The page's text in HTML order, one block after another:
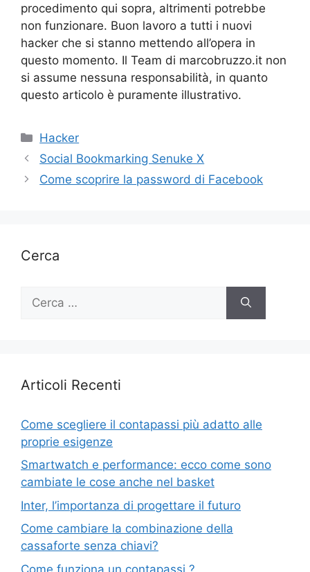
procedimento qui sopra, altrimenti potrebbe
non funzionare. Buon lavoro a tutti i nuovi
hacker che si stanno mettendo all’opera in
questo momento. Il Team di marcobruzzo.it non
si assume nessuna responsabilità, in quanto
questo articolo è puramente illustrativo.
Categorie
Hacker
Social Bookmarking Senuke X
Come scoprire la password di Facebook
Cerca
per:
Articoli Recenti
Come scegliere il contapassi più adatto alle
proprie esigenze
Smartwatch e performance: ecco come sono
cambiate le cose anche nel basket
Inter, l’importanza di progettare il futuro
Come cambiare la combinazione della
cassaforte senza chiavi?
Come funziona un contapassi ?